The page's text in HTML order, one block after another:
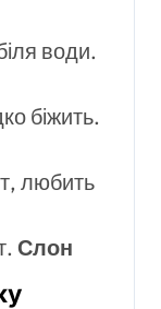
води.
біжить.
любить
Слон